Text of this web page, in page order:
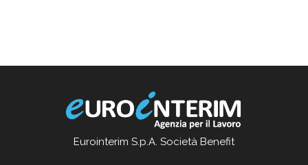
Eurointerim S.p.A. Società Benefit